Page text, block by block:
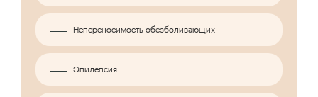
Непереносимость обезболивающих
Эпилепсия